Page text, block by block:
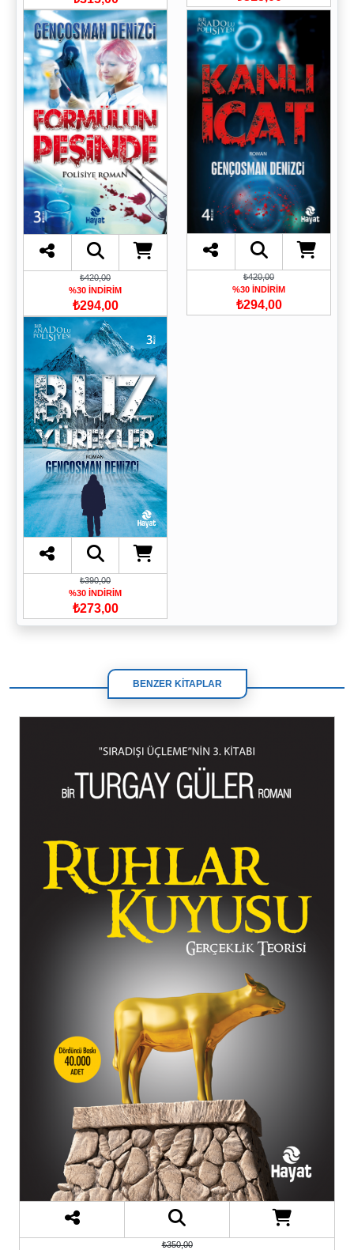
₺420,00
%30 İNDİRİM
₺294,00
₺420,00
%30 İNDİRİM
₺294,00
₺390,00
%30 İNDİRİM
₺273,00
BENZER KİTAPLAR
₺350,00